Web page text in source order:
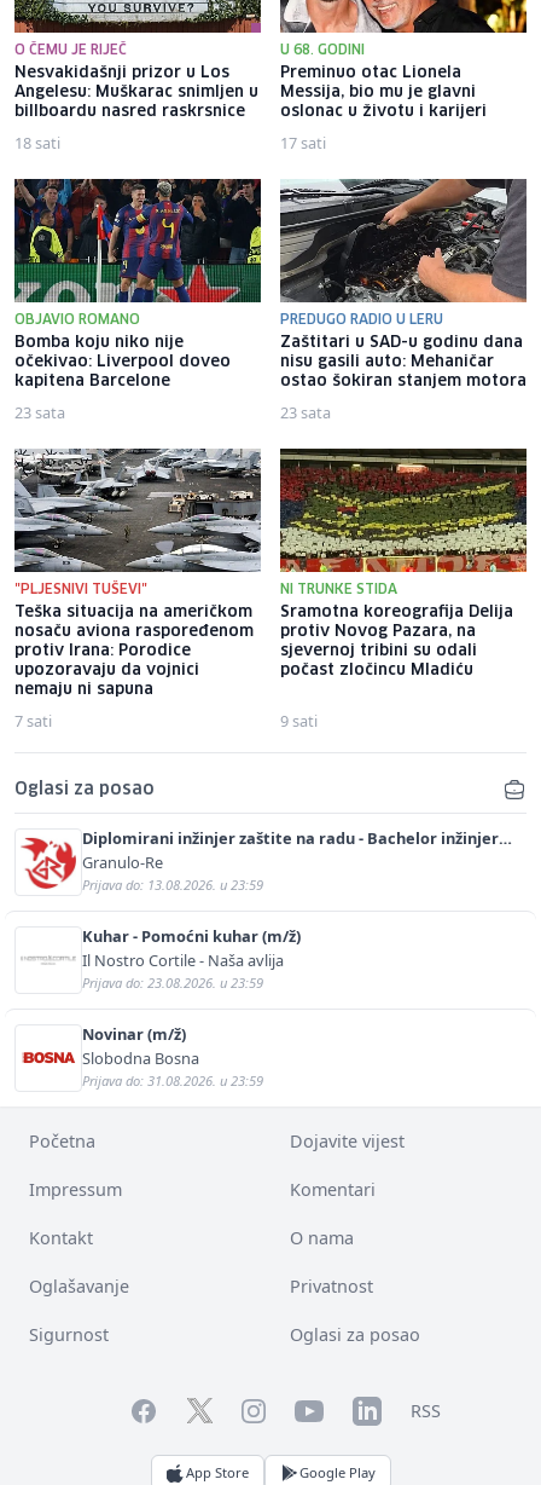
O ČEMU JE RIJEČ
Nesvakidašnji prizor u Los
Angelesu: Muškarac snimljen u
billboardu nasred raskrsnice
18 sati
U 68. GODINI
Preminuo otac Lionela
Messija, bio mu je glavni
oslonac u životu i karijeri
17 sati
OBJAVIO ROMANO
Bomba koju niko nije
očekivao: Liverpool doveo
kapitena Barcelone
23 sata
PREDUGO RADIO U LERU
Zaštitari u SAD-u godinu dana
nisu gasili auto: Mehaničar
ostao šokiran stanjem motora
23 sata
"PLJESNIVI TUŠEVI"
Teška situacija na američkom
nosaču aviona raspoređenom
protiv Irana: Porodice
upozoravaju da vojnici
nemaju ni sapuna
7 sati
NI TRUNKE STIDA
Sramotna koreografija Delija
protiv Novog Pazara, na
sjevernoj tribini su odali
počast zločincu Mladiću
9 sati
Oglasi za posao
Diplomirani inžinjer zaštite na radu - Bachelor inžinjer
sigurnosti i pomoći (m/ž)
Granulo-Re
Prijava do: 13.08.2026. u 23:59
Kuhar - Pomoćni kuhar (m/ž)
Il Nostro Cortile - Naša avlija
Prijava do: 23.08.2026. u 23:59
Novinar (m/ž)
Slobodna Bosna
Prijava do: 31.08.2026. u 23:59
Početna Dojavite vijest
Impressum Komentari
Kontakt O nama
Oglašavanje Privatnost
Sigurnost Oglasi za posao
FacebookTwitterInstagramYouTubeLinkedInRSS
App Store Google Play